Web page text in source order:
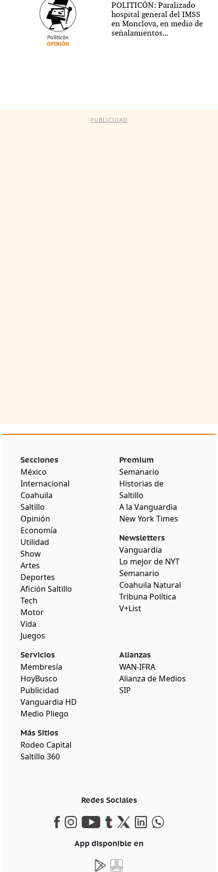
POLITICÓN: Paralizado
hospital general del IMSS
en Monclova, en medio de
señalamientos...
PUBLICIDAD
Secciones
México
Internacional
Coahuila
Saltillo
Opinión
Economía
Utilidad
Show
Artes
Deportes
Afición Saltillo
Tech
Motor
Vida
Juegos
Premium
Semanario
Historias de
Saltillo
A la Vanguardia
New York Times
Newsletters
Vanguardia
Lo mejor de NYT
Semanario
Coahuila Natural
Tribuna Política
V+List
Servicios
Membresía
HoyBusco
Publicidad
Vanguardia HD
Medio Pliego
Más Sitios
Rodeo Capital
Saltillo 360
Alianzas
WAN-IFRA
Alianza de Medios
SIP
Redes Sociales
App disponible en